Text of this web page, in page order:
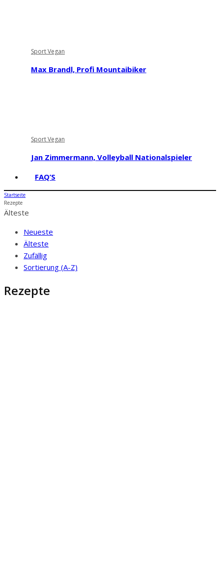
Sport Vegan
Max Brandl, Profi Mountaibiker
Sport Vegan
Jan Zimmermann, Volleyball Nationalspieler
FAQ’S
Startseite
Rezepte
Älteste
Neueste
Älteste
Zufällig
Sortierung (A-Z)
Rezepte